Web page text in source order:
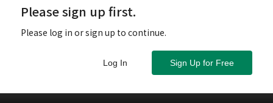
Please sign up first.
Please log in or sign up to continue.
Sign Up for Free
Log In